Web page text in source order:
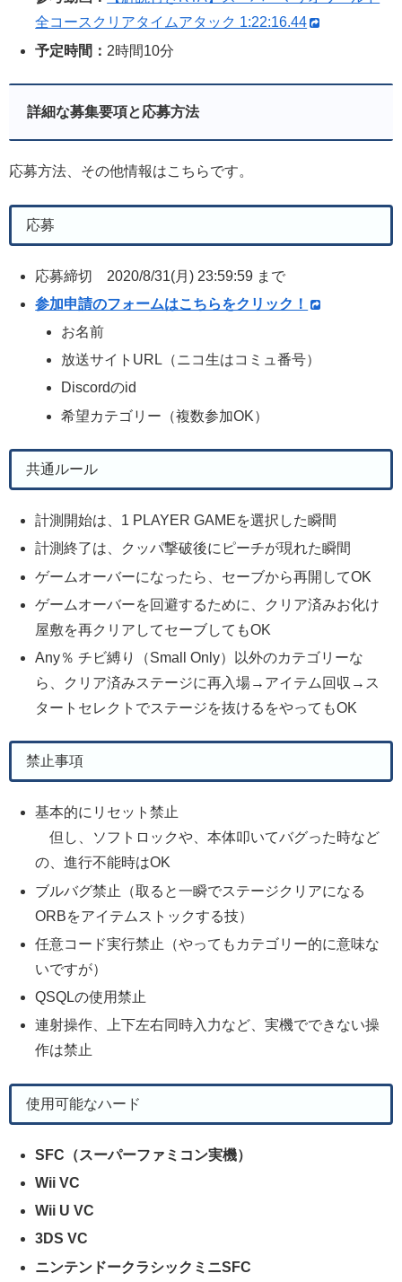
全コースクリアタイムアタック 1:22:16.44
予定時間： 2時間10分
詳細な募集要項と応募方法
応募方法、その他情報はこちらです。
応募
応募締切 2020/8/31(月) 23:59:59 まで
参加申請のフォームはこちらをクリック！
お名前
放送サイトURL（ニコ生はコミュ番号）
Discordのid
希望カテゴリー（複数参加OK）
共通ルール
計測開始は、1 PLAYER GAMEを選択した瞬間
計測終了は、クッパ撃破後にピーチが現れた瞬間
ゲームオーバーになったら、セーブから再開してOK
ゲームオーバーを回避するために、クリア済みお化け
屋敷を再クリアしてセーブしてもOK
Any％ チビ縛り（Small Only）以外のカテゴリーな
ら、クリア済みステージに再入場→アイテム回収→ス
タートセレクトでステージを抜けるをやってもOK
禁止事項
基本的にリセット禁止
但し、ソフトロックや、本体叩いてバグった時など
の、進行不能時はOK
ブルバグ禁止（取ると一瞬でステージクリアになる
ORBをアイテムストックする技）
任意コード実行禁止（やってもカテゴリー的に意味な
いですが）
QSQLの使用禁止
連射操作、上下左右同時入力など、実機でできない操
作は禁止
使用可能なハード
SFC（スーパーファミコン実機）
Wii VC
Wii U VC
3DS VC
ニンテンドークラシックミニSFC